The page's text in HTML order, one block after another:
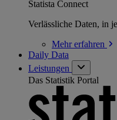
Statista Connect
Verlässliche Daten, in
Mehrerfahren
Daily Data
Leistungen
Das Statistik Portal